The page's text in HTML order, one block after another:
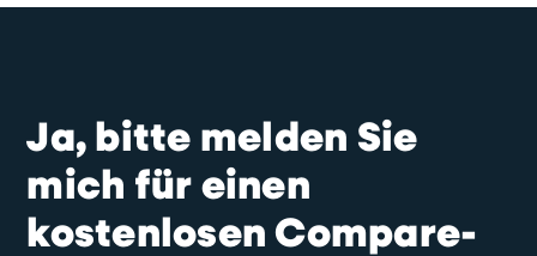
Ja, bitte melden Sie
mich für einen
kostenlosen Compare-